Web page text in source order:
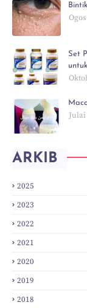
Set
Julai
ARKIB
2025
2023
2022
2021
2020
2019
2018